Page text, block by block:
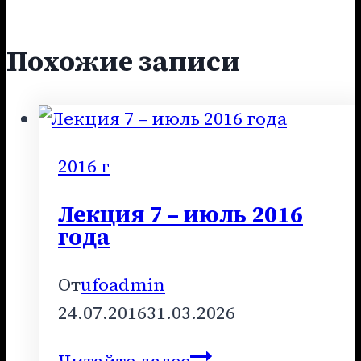
Похожие записи
2016 г
Лекция 7 – июль 2016
года
Отufoadmin
24.07.201631.03.2026